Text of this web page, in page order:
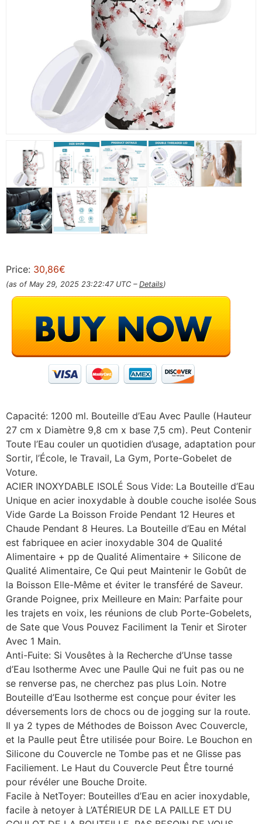
Price: 30,86€
(as of May 29, 2025 23:22:47 UTC – Details)
Capacité: 1200 ml. Bouteille d’Eau Avec Paulle (Hauteur
27 cm x Diamètre 9,8 cm x base 7,5 cm). Peut Contenir
Toute l’Eau couler un quotidien d’usage, adaptation pour
Sortir, l’École, le Travail, La Gym, Porte-Gobelet de
Voture.
ACIER INOXYDABLE ISOLÉ Sous Vide: La Bouteille d’Eau
Unique en acier inoxydable à double couche isolée Sous
Vide Garde La Boisson Froide Pendant 12 Heures et
Chaude Pendant 8 Heures. La Bouteille d’Eau en Métal
est fabriquee en acier inoxydable 304 de Qualité
Alimentaire + pp de Qualité Alimentaire + Silicone de
Qualité Alimentaire, Ce Qui peut Maintenir le Gobût de
la Boisson Elle-Même et éviter le transféré de Saveur.
Grande Poignee, prix Meilleure en Main: Parfaite pour
les trajets en voix, les réunions de club Porte-Gobelets,
de Sate que Vous Pouvez Faciliment la Tenir et Siroter
Avec 1 Main.
Anti-Fuite: Si Vousêtes à la Recherche d’Unse tasse
d’Eau Isotherme Avec une Paulle Qui ne fuit pas ou ne
se renverse pas, ne cherchez pas plus Loin. Notre
Bouteille d’Eau Isotherme est conçue pour éviter les
déversements lors de chocs ou de jogging sur la route.
Il ya 2 types de Méthodes de Boisson Avec Couvercle,
et la Paulle peut Être utilisée pour Boire. Le Bouchon en
Silicone du Couvercle ne Tombe pas et ne Glisse pas
Faciliement. Le Haut du Couvercle Peut Être tourné
pour révéler une Bouche Droite.
Facile à NetToyer: Bouteilles d’Eau en acier inoxydable,
facile à netoyer à L’ATÉRIEUR DE LA PAILLE ET DU